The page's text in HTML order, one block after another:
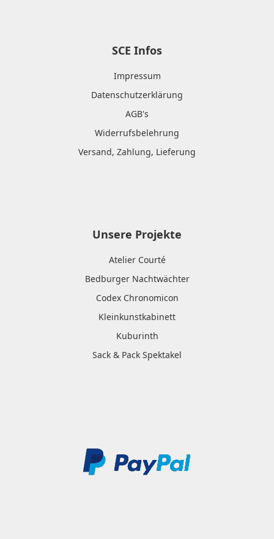
SCE Infos
Impressum
Datenschutzerklärung
AGB's
Widerrufsbelehrung
Versand, Zahlung, Lieferung
Unsere Projekte
Atelier Courté
Bedburger Nachtwächter
Codex Chronomicon
Kleinkunstkabinett
Kuburinth
Sack & Pack Spektakel